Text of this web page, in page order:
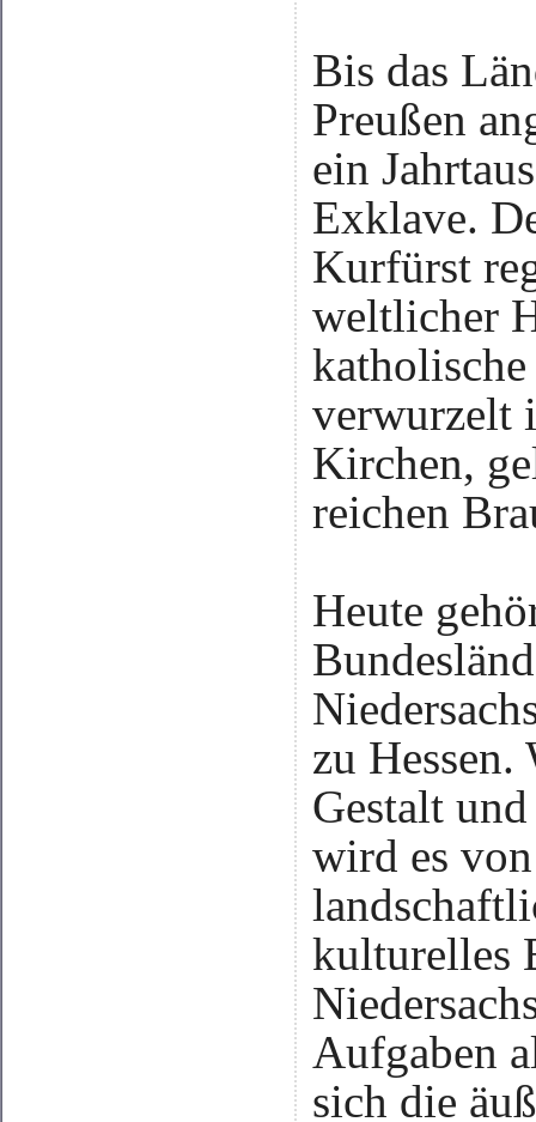
Bis das
Preußen
ein
Exklave.
Kurfürst
weltlicher
verwurzelt
Kirchen,
reichen
Heute
zu Hessen.
Gestalt
wird es
kulturelles
Aufgaben
sich die